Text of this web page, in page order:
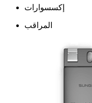
إكسسوارات
المراقب